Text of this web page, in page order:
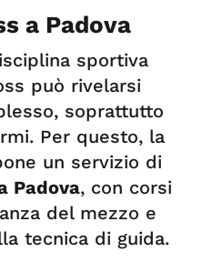
a Padova
sportiva
può rivelarsi
soprattutto
Per questo, la
un servizio di
Padova, con corsi
del mezzo e
tecnica di guida.